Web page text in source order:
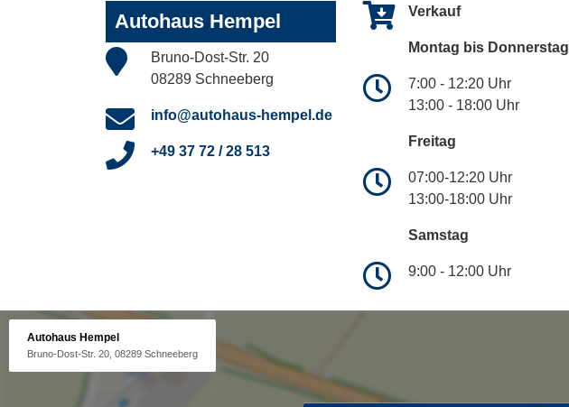
Autohaus Hempel
Bruno-Dost-Str. 20
08289 Schneeberg
info@autohaus-hempel.de
+49 37 72 / 28 513
Verkauf
Montag bis Donnerstag
7:00 - 12:20 Uhr
13:00 - 18:00 Uhr
Freitag
07:00-12:20 Uhr
13:00-18:00 Uhr
Samstag
9:00 - 12:00 Uhr
Autohaus Hempel
Bruno-Dost-Str. 20, 08289 Schneeberg